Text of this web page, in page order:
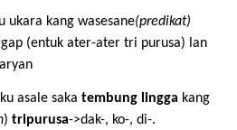
ukara kang wasesane
(entuk ater-ater tri purusa) lan
asale saka tembung lingga kang
) tripurusa->dak-, ko-, di-.